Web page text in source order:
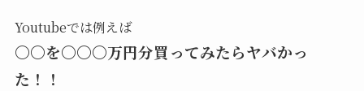
Youtubeでは例えば
〇〇を〇〇〇万円分買ってみたらヤバかっ
た！！